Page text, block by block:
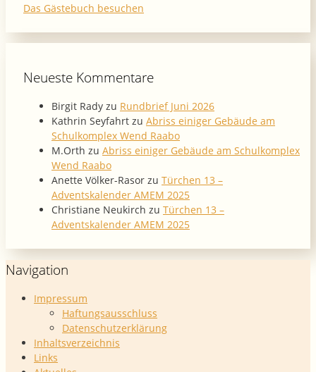
Das Gästebuch besuchen
Neueste Kommentare
Birgit Rady zu Rundbrief Juni 2026
Kathrin Seyfahrt zu Abriss einiger Gebäude am
Schulkomplex Wend Raabo
M.Orth zu Abriss einiger Gebäude am Schulkomplex
Wend Raabo
Anette Völker-Rasor zu Türchen 13 –
Adventskalender AMEM 2025
Christiane Neukirch zu Türchen 13 –
Adventskalender AMEM 2025
Navigation
Impressum
Haftungsausschluss
Datenschutzerklärung
Inhaltsverzeichnis
Links